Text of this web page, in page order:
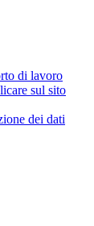
di lavoro
sul sito
dei dati